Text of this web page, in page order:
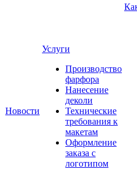
Новости
Услуги
Производство
фарфора
Нанесение
деколи
Технические
требования к
макетам
Оформление
заказа с
логотипом